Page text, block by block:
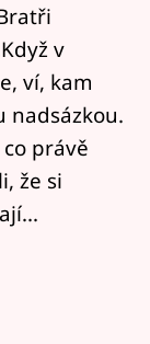
v
ví, kam
nadsázkou.
právě
že si